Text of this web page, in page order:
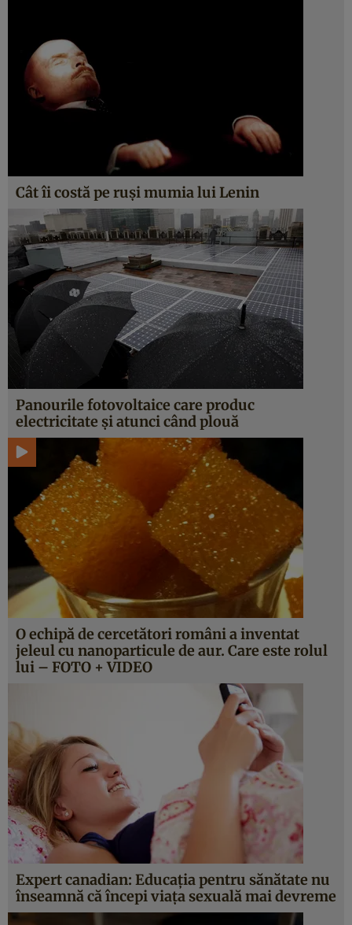
Cât îi costă pe ruşi mumia lui Lenin
Panourile fotovoltaice care produc
electricitate şi atunci când plouă
O echipă de cercetători români a inventat
jeleul cu nanoparticule de aur. Care este rolul
lui – FOTO + VIDEO
Expert canadian: Educaţia pentru sănătate nu
înseamnă că începi viaţa sexuală mai devreme